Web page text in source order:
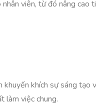
viên, từ đó nâng cao
khích sự sáng tạo
làm việc chung.